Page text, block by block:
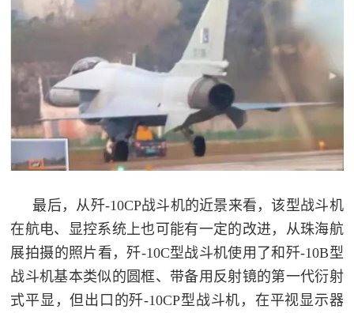
最后，从歼-10CP战斗机的近景来看，该型战斗机
在航电、显控系统上也可能有一定的改进，从珠海航
展拍摄的照片看，歼-10C型战斗机使用了和歼-10B型
战斗机基本类似的圆框、带备用反射镜的第一代衍射
式平显，但出口的歼-10CP型战斗机，在平视显示器